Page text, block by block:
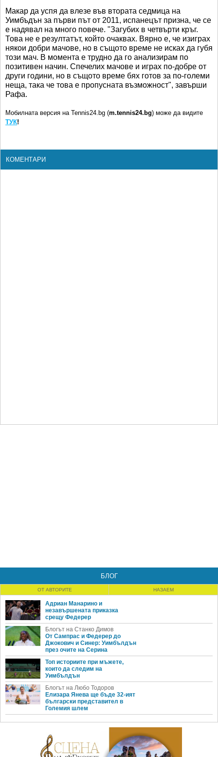
Макар да успя да влезе във втората седмица на
Уимбъдън за първи път от 2011, испанецът призна, че се
е надявал на много повече. "Загубих в четвърти кръг.
Това не е резултатът, който очаквах. Вярно е, че изиграх
някои добри мачове, но в същото време не исках да губя
този мач. В момента е трудно да го анализирам по
позитивен начин. Спечелих мачове и играх по-добре от
други години, но в същото време бях готов за по-големи
неща, така че това е пропусната възможност", завърши
Рафа.
Мобилната версия на Tennis24.bg (m.tennis24.bg) може да видите
ТУК!
КОМЕНТАРИ
БЛОГ
ОТ АВТОРИТЕ НАЗАЕМ
Адриан Манарино и
незавършената приказка
срещу Федерер
Блогът на Станко Димов
От Сампрас и Федерер до
Джокович и Синер: Уимбълдън
през очите на Серина
Топ историите при мъжете,
които да следим на
Уимбълдън
Блогът на Любо Тодоров
Елизара Янева ще бъде 32-ият
български представител в
Големия шлем